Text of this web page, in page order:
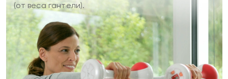
(от веса гантели).